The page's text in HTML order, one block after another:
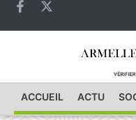
ACCUEIL ACTU